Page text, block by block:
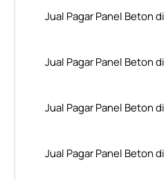
Jual Pagar Panel Beton
Jual Pagar Panel Beton
Jual Pagar Panel Beton
Jual Pagar Panel Beton